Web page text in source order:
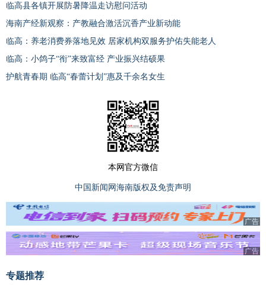
临高县各镇开展防暑降温走访慰问活动
海南产经新观察：产教融合激活沉香产业新动能
临高：养老消费券落地见效 居家机构双服务护佑失能老人
临高：小鸽子“衔”来致富经 产业振兴结硕果
护航青春期 临高“春蕾计划”惠及千余名女生
本网官方微信
中国新闻网海南版权及免责声明
广告
广告
专题推荐